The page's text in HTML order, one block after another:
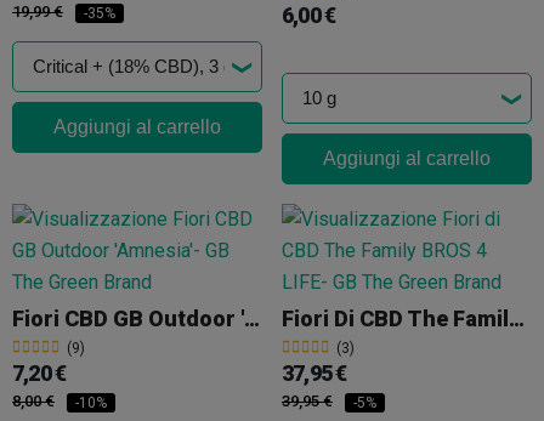
19,99 € -35%
Aggiungi al carrello
6,00 €
Aggiungi al carrello
Fiori CBD GB Outdoor 'Amnesia'
(9)
7,20 €
8,00 € -10%
Fiori Di CBD The Family BROS 4 LIFE
(3)
37,95 €
39,95 € -5%